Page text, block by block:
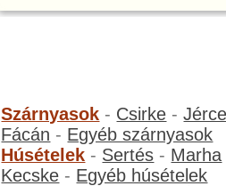
Szárnyasok - Csirke -
Fácán - Egyéb szárnyasok
Húsételek - Sertés - Marha
Kecske - Egyéb húsételek